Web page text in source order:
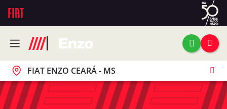
FIAT ENZO CEARÁ - MS